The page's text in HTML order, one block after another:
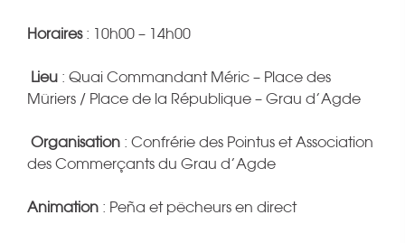
Horaires: 10h00 – 14h00
Lieu : Quai Commandant Méric – Place des
Mûriers / Place de la République – Grau d’Agde
Organisation : Confrérie des Pointus et Association
des Commerçants du Grau d’Agde
Animation : Peña et pêcheurs en direct